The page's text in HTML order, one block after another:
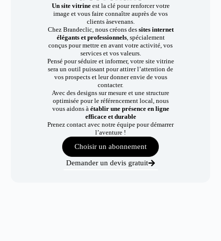
Un site vitrineest la clé pour renforcer votre
image et vous faire connaître auprès de vos
clients àsevenans.
Chez Brandeclic, nous créons dessites internet
élégants et professionnels, spécialement
conçus pour mettre en avant votre activité, vos
services et vos valeurs.
Pensé pour séduire et informer, votre site vitrine
sera un outil puissant pour attirer l’attention de
vos prospects et leur donner envie de vous
contacter.
Avec des designs sur mesure et une structure
optimisée pour le référencement local, nous
vous aidons à établir une présence en ligne
efficace et durable
Prenez contact avec notre équipe pour démarrer
l’aventure !
Choisir un abonnement
Demander un devis gratuit